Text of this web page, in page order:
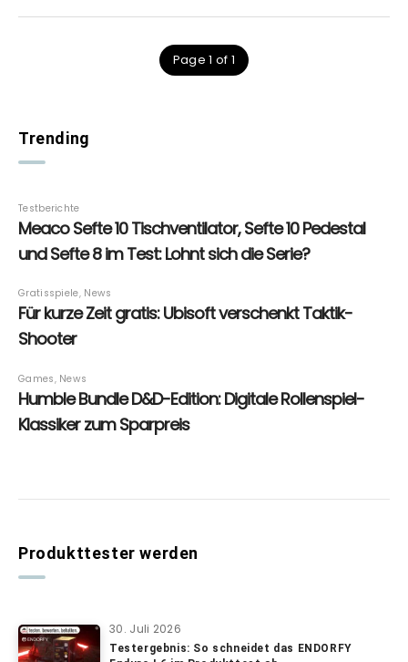
Page 1 of 1
Trending
Produkttester werden
30. Juli 2026
Testergebnis: So schneidet das ENDORFY